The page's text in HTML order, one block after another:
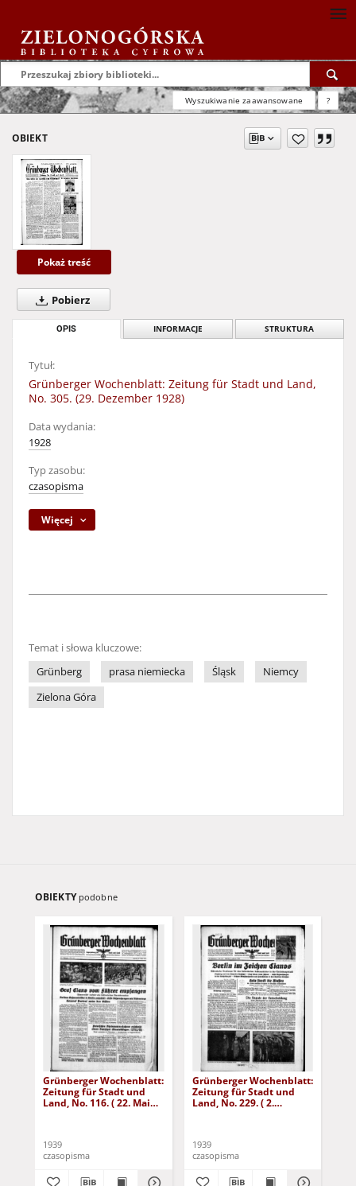
Wyszukiwanie zaawansowane ?
OBIEKT
Pokaż treść
Pobierz
OPIS INFORMACJE STRUKTURA
Tytuł:
Grünberger Wochenblatt: Zeitung für Stadt und Land,
No. 305. (29. Dezember 1928)
Data wydania:
1928
Typ zasobu:
czasopisma
Więcej
Temat i słowa kluczowe:
Grünberg
prasa niemiecka Śląsk
Niemcy
Zielona Góra
OBIEKTY podobne
Grünberger Wochenblatt:
Zeitung für Stadt und
Land, No. 116. ( 22. Mai
1939
czasopisma
Grünberger Wochenblatt:
Zeitung für Stadt und
Land, No. 229. ( 2.
1939
czasopisma